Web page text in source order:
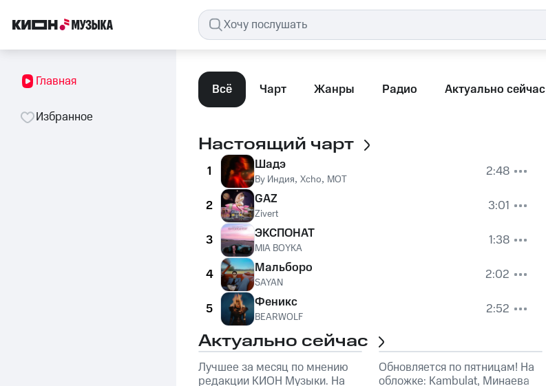
Главная
Избранное
Всё Чарт Жанры Радио Актуально сейчас
Настоящий чарт
1 Шадэ
By Индия, Xcho, MOT 2:48
2 GAZ
Zivert 3:01
3 ЭКСПОНАТ
MIA BOYKA 1:38
4 Мальборо
SAYAN 2:02
5 Феникс
BEARWOLF 2:52
Актуально сейчас
Лучшее за месяц по мнению
редакции КИОН Музыки. На
Обновляется по пятницам! На
обложке: Kambulat, Минаева